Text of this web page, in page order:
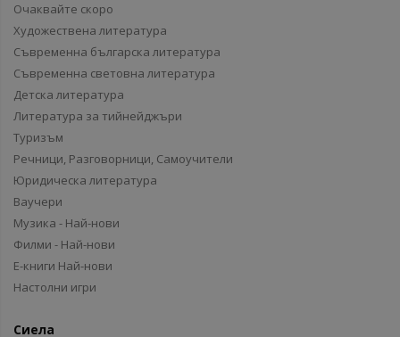
Очаквайте скоро
Художествена литература
Съвременна българска литература
Съвременна световна литература
Детска литература
Литература за тийнейджъри
Туризъм
Речници, Разговорници, Самоучители
Юридическа литература
Ваучери
Музика - Най-нови
Филми - Най-нови
Е-книги Най-нови
Настолни игри
Сиела